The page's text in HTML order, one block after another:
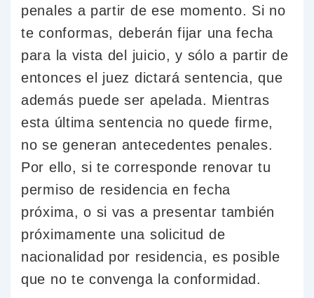
penales a partir de ese momento. Si no
te conformas, deberán fijar una fecha
para la vista del juicio, y sólo a partir de
entonces el juez dictará sentencia, que
además puede ser apelada. Mientras
esta última sentencia no quede firme,
no se generan antecedentes penales.
Por ello, si te corresponde renovar tu
permiso de residencia en fecha
próxima, o si vas a presentar también
próximamente una solicitud de
nacionalidad por residencia, es posible
que no te convenga la conformidad.